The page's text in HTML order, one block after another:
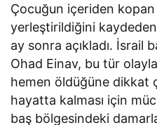
Çocuğun içeriden kopan
yerleştirildiğini
ay sonra açıkladı. İsrail
Ohad Einav, bu tür
hemen öldüğüne dikkat
hayatta kalması için
baş bölgesindeki